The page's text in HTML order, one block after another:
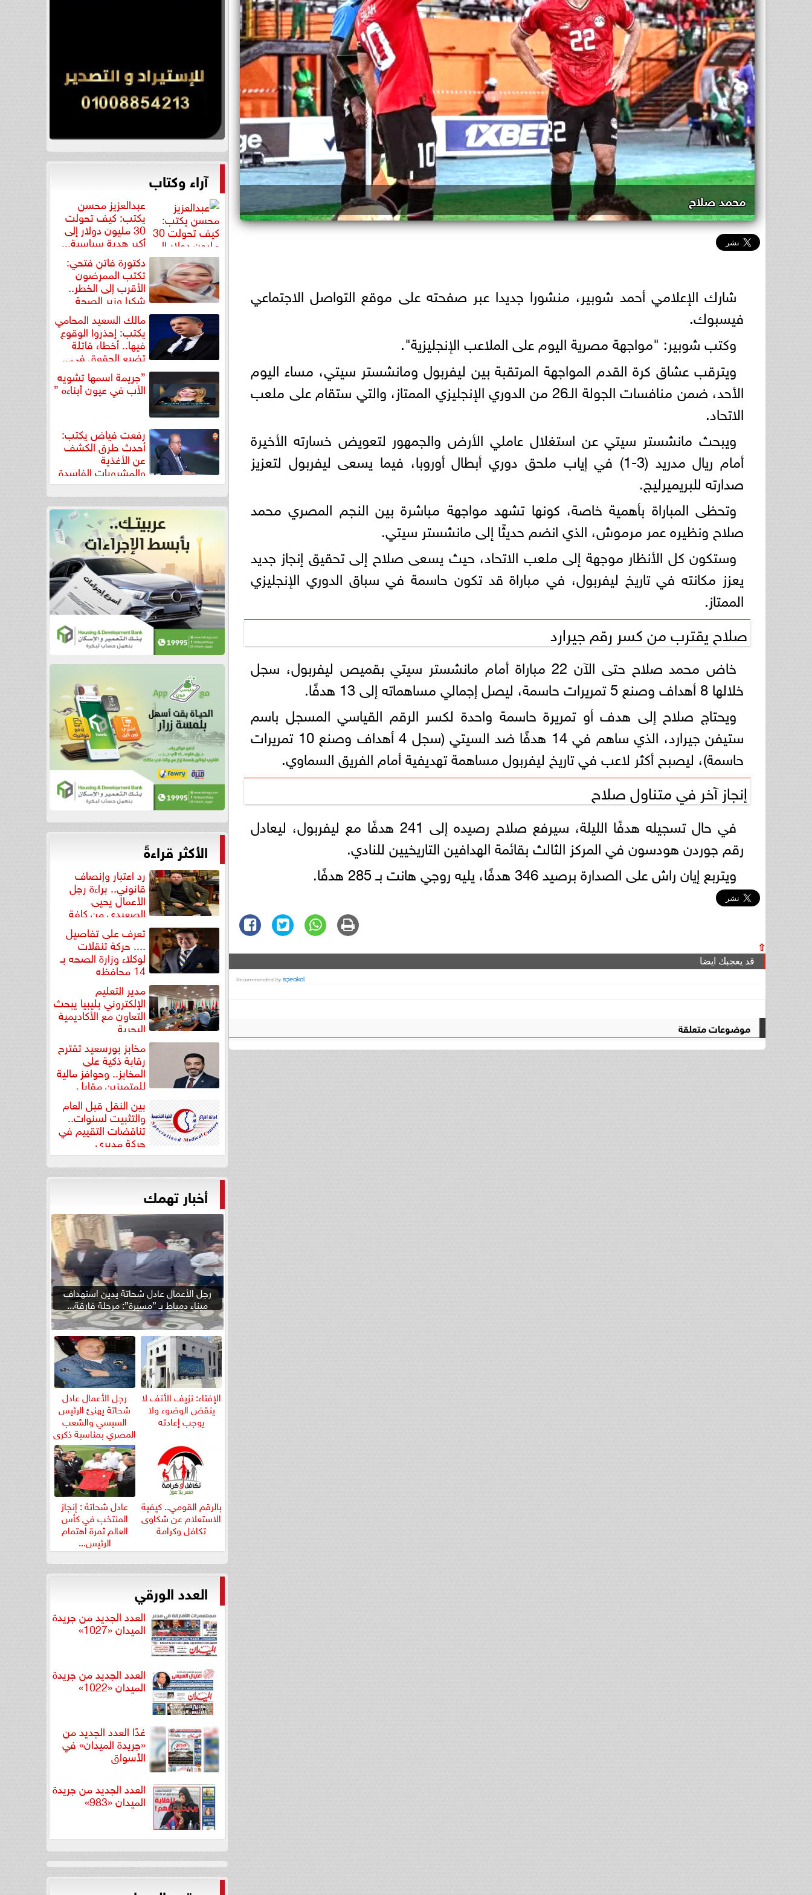
محمد صلاح
شارك الإعلامي أحمد شوبير، منشورا جديدا عبر صفحته على موقع التواصل الاجتماعي
فيسبوك.
وكتب شوبير: "مواجهة مصرية اليوم على الملاعب الإنجليزية".
ويترقب عشاق كرة القدم المواجهة المرتقبة بين ليفربول ومانشستر سيتي، مساء اليوم
الأحد، ضمن منافسات الجولة الـ26 من الدوري الإنجليزي الممتاز، والتي ستقام على ملعب
الاتحاد.
ويبحث مانشستر سيتي عن استغلال عاملي الأرض والجمهور لتعويض خسارته الأخيرة
أمام ريال مدريد (3-1) في إياب ملحق دوري أبطال أوروبا، فيما يسعى ليفربول لتعزيز
صدارته للبريميرليج.
وتحظى المباراة بأهمية خاصة، كونها تشهد مواجهة مباشرة بين النجم المصري محمد
صلاح ونظيره عمر مرموش، الذي انضم حديثًا إلى مانشستر سيتي.
وستكون كل الأنظار موجهة إلى ملعب الاتحاد، حيث يسعى صلاح إلى تحقيق إنجاز جديد
يعزز مكانته في تاريخ ليفربول، في مباراة قد تكون حاسمة في سباق الدوري الإنجليزي
الممتاز.
صلاح يقترب من كسر رقم جيرارد
خاض محمد صلاح حتى الآن 22 مباراة أمام مانشستر سيتي بقميص ليفربول، سجل
خلالها 8 أهداف وصنع 5 تمريرات حاسمة، ليصل إجمالي مساهماته إلى 13 هدفًا.
ويحتاج صلاح إلى هدف أو تمريرة حاسمة واحدة لكسر الرقم القياسي المسجل باسم
ستيفن جيرارد، الذي ساهم في 14 هدفًا ضد السيتي (سجل 4 أهداف وصنع 10 تمريرات
حاسمة)، ليصبح أكثر لاعب في تاريخ ليفربول مساهمة تهديفية أمام الفريق السماوي.
إنجاز آخر في متناول صلاح
في حال تسجيله هدفًا الليلة، سيرفع صلاح رصيده إلى 241 هدفًا مع ليفربول، ليعادل
رقم جوردن هودسون في المركز الثالث بقائمة الهدافين التاريخيين للنادي.
ويتربع إيان راش على الصدارة برصيد 346 هدفًا، يليه روجي هانت بـ 285 هدفًا.
⇧
قد يعجبك ايضا
موضوعات متعلقة
آراء وكتاب
عبدالعزيز محسن
يكتب: كيف تحولت
30 مليون دولار إلى
أكبر هدية سياسية...
دكتورة فاتن فتحي:
تكتب الممرضون
الأقرب إلى الخطر..
شكرا وزير الصحة
لتكريم... مالك السعيد المحامي
يكتب: إحذروا الوقوع
فيها.. أخطاء قاتلة
تضيع الحقوق في...
”جريمة اسمها تشويه
الأب في عيون أبناءه ”
رفعت فياض يكتب:
أحدث طرق الكشف
عن الأغذية
والمشروبات الفاسدة
في كتاب...
الأكثر قراءةً
رد اعتبار وإنصاف
قانوني.. براءة رجل
الأعمال يحيى
الصعيدي من كافة
التهم... تعرف على تفاصيل
.... حركة تنقلات
لوكلاء وزارة الصحه بـ
14 محافظه
مدير التعليم
الإلكتروني بليبيا يبحث
التعاون مع الأكاديمية
البحرية
مخابز بورسعيد تقترح
رقابة ذكية على
المخابز.. وحوافز مالية
للمتميزين مقابل
بين النقل قبل العام
والتثبيت لسنوات..
تناقضات التقييم في
حركة مديري
”مستشفيات...
أخبار تهمك
رجل الأعمال عادل شحاتة يدين استهداف
ميناء دمياط بـ ”مسيرة”: مرحلة فارقة...
الإفتاء: نزيف الأنف لا
ينقض الوضوء ولا
يوجب إعادته
رجل الأعمال عادل
شحاتة يهنئ الرئيس
السيسي والشعب
المصري بمناسبة ذكرى
ثورة...
بالرقم القومي.. كيفية
الاستعلام عن شكاوى
تكافل وكرامة
عادل شحاتة : إنجاز
المنتخب في كأس
العالم ثمرة اهتمام
الرئيس...
العدد الورقي
العدد الجديد من جريدة
الميدان «1027»
العدد الجديد من جريدة
الميدان «1022»
غدًا العدد الجديد من
«جريدة الميدان» في
الأسواق
العدد الجديد من جريدة
الميدان «983»